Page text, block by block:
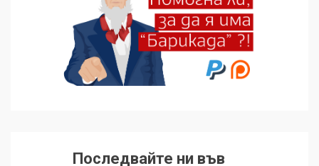
Последвайте ни във